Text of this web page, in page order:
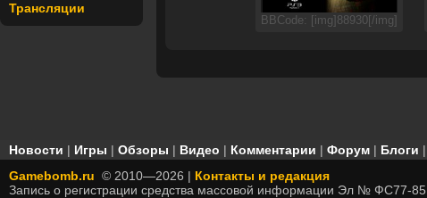
Трансляции
BBCode: [img]88930[/img]
Новости | Игры | Обзоры | Видео | Комментарии | Форум | Блоги |
Gamebomb.ru © 2010—2026 | Контакты и редакция
Запись о регистрации средства массовой информации Эл № ФС77-